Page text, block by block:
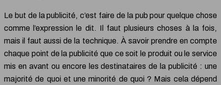
Le but de la publicité, c’est faire de la pub pour quelque chose
comme l’expression le dit. Il faut plusieurs choses à la fois,
mais il faut aussi de la technique. À savoir prendre en compte
chaque point de la publicité que ce soit le produit ou le service
mis en avant ou encore les destinataires de la publicité : une
majorité de quoi et une minorité de quoi ? Mais cela dépend